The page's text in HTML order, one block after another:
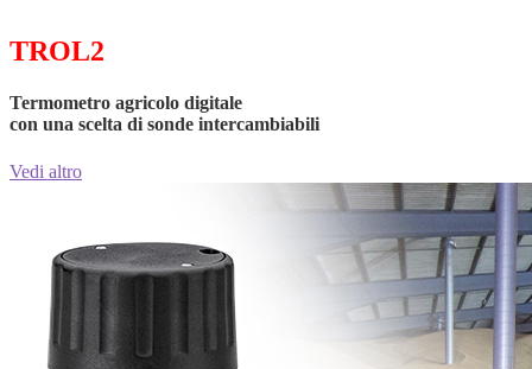
TROL2
Termometro agricolo digitale
con una scelta di sonde intercambiabili
Vedi altro